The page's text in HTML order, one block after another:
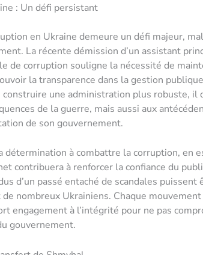
: Un défi persistant
en Ukraine demeure un défi majeur,
La récente démission d’un assistant
de corruption souligne la nécessité de
la transparence dans la gestion
construire une administration plus robuste, il
de la guerre, mais aussi aux
de son gouvernement.
détermination à combattre la corruption, en
contribuera à renforcer la confiance du
d’un passé entaché de scandales puissent
de nombreux Ukrainiens. Chaque
engagement à l’intégrité pour ne pas
gouvernement.